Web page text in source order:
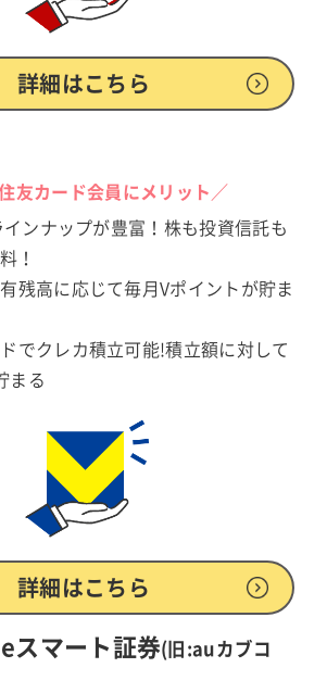
詳細はこちら
友カード会員にメリット／
ンナップが豊富！株も投資信託も
！
残高に応じて毎月Vポイントが貯ま
でクレカ積立可能!積立額に対して
まる
詳細はこちら
スマート証券(旧:auカブコ